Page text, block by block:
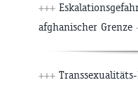
+++
afghanischer Grenze
+++